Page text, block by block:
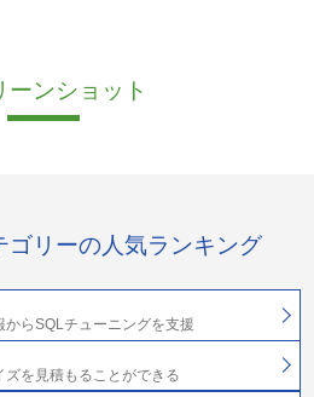
ーンショット
ゴリーの人気ランキング
らSQLチューニングを支援
を見積もることができる